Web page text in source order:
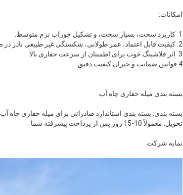
امکانات:
1. کاربرد سخت، بسیار سخت، و تشکیل جوراب نرم متوسط.
2. کیفیت قابل اعتماد، عمر طولانی، شکستگی غیر طبیعی نادر در طول عمر خدمات
3. اثر فلاشینگ خوب برای اطمینان از سرعت حفاری بالا
4.قوانین ضمانت و جبران کیفیت دقیق
بسته بندی میله حفاری چاه آب
بسته بندی: بسته بندی استاندارد صادراتی برای میله حفاری چاه آب
تحویل: معمولاً 10-15 روز پس از پرداخت پیشرفته شما.
نمایه شرکت